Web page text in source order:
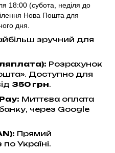
18:00 (субота, неділя до
Нова Пошта для
дня.
зручний для
Розрахунок
Доступно для
350 грн.
: Миттєва оплата
через Google
Прямий
Україні.